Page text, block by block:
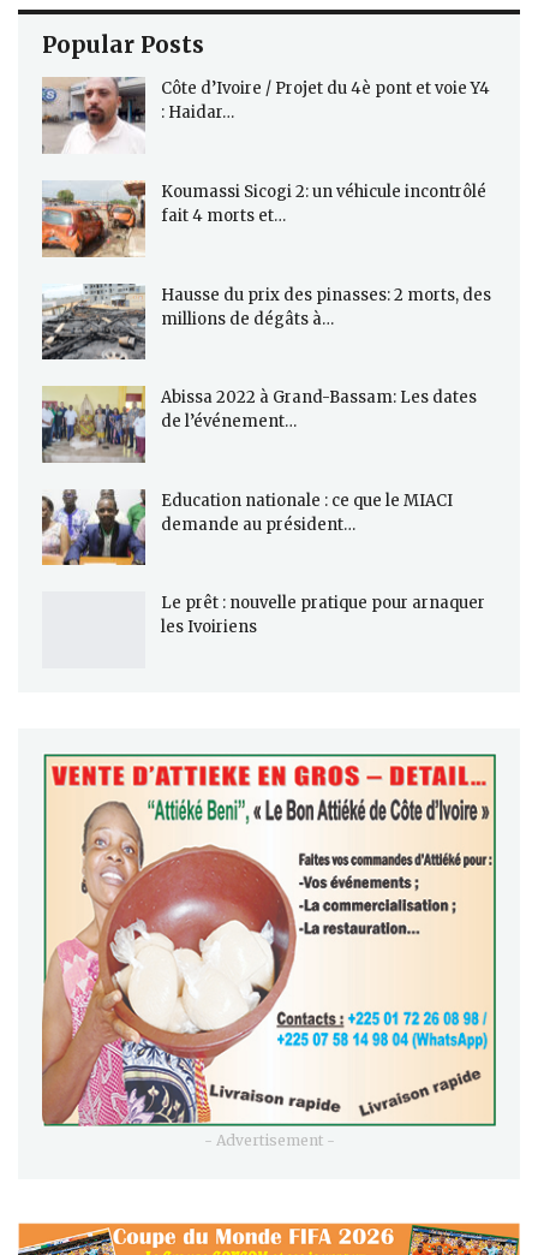
Popular Posts
Côte d’Ivoire / Projet du 4è pont et voie Y4
: Haidar…
Koumassi Sicogi 2: un véhicule incontrôlé
fait 4 morts et…
Hausse du prix des pinasses: 2 morts, des
millions de dégâts à…
Abissa 2022 à Grand-Bassam: Les dates
de l’événement…
Education nationale : ce que le MIACI
demande au président…
Le prêt : nouvelle pratique pour arnaquer
les Ivoiriens
- Advertisement -